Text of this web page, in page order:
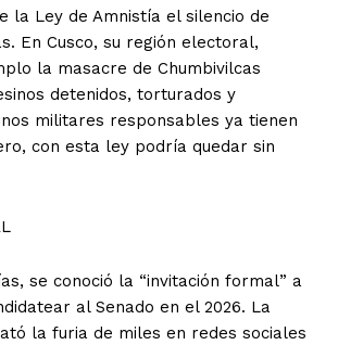
la Ley de Amnistía el silencio de
En Cusco, su región electoral,
la masacre de Chumbivilcas
detenidos, torturados y
militares responsables ya tienen
con esta ley podría quedar sin
se conoció la “invitación formal” a
al Senado en el 2026. La
la furia de miles en redes sociales